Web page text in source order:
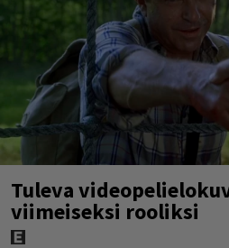
Tuleva
viimeiseksi rooliksi